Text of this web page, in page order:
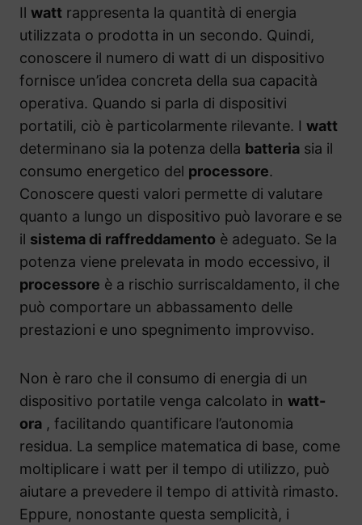
Il watt rappresenta la quantità di energia
utilizzata o prodotta in un secondo. Quindi,
conoscere il numero di watt di un dispositivo
fornisce un’idea concreta della sua capacità
operativa. Quando si parla di dispositivi
portatili, ciò è particolarmente rilevante. I watt
determinano sia la potenza della batteria sia il
consumo energetico del processore.
Conoscere questi valori permette di valutare
quanto a lungo un dispositivo può lavorare e se
il sistema di raffreddamento è adeguato. Se la
potenza viene prelevata in modo eccessivo, il
processore è a rischio surriscaldamento, il che
può comportare un abbassamento delle
prestazioni e uno spegnimento improvviso.
Non è raro che il consumo di energia di un
dispositivo portatile venga calcolato in watt-
ora , facilitando quantificare l’autonomia
residua. La semplice matematica di base, come
moltiplicare i watt per il tempo di utilizzo, può
aiutare a prevedere il tempo di attività rimasto.
Eppure, nonostante questa semplicità, i